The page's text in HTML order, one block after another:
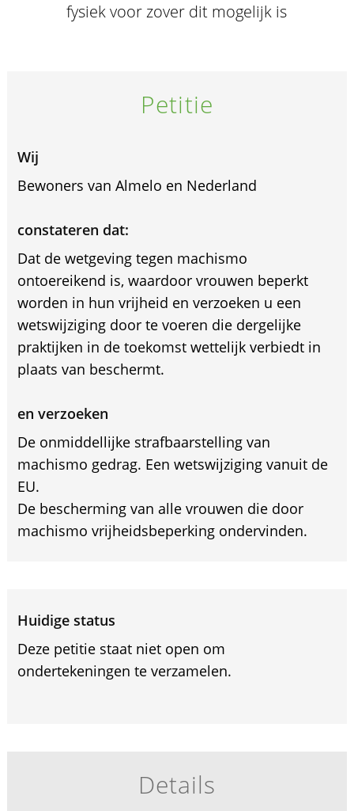
fysiek voor zover dit mogelijk is
Petitie
Wij
Bewoners van Almelo en Nederland
constateren dat:
Dat de wetgeving tegen machismo
ontoereikend is, waardoor vrouwen beperkt
worden in hun vrijheid en verzoeken u een
wetswijziging door te voeren die dergelijke
praktijken in de toekomst wettelijk verbiedt in
plaats van beschermt.
en verzoeken
De onmiddellijke strafbaarstelling van
machismo gedrag. Een wetswijziging vanuit de
EU.
De bescherming van alle vrouwen die door
machismo vrijheidsbeperking ondervinden.
Huidige status
Deze petitie staat niet open om
ondertekeningen te verzamelen.
Details